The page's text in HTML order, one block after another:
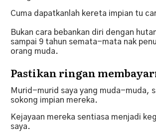
Cuma dapatkanlah kereta impian tu
Bukan cara bebankan diri dengan
sampai 9 tahun semata-mata nak
orang muda.
Pastikan ringan
Murid-murid saya yang muda-muda,
sokong impian mereka.
Kejayaan mereka sentiasa menjadi
saya.